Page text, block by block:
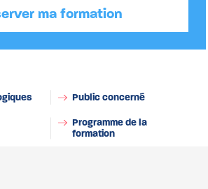
ma formation
de Projets Informatiques –
Public concerné
Programme de la
formation